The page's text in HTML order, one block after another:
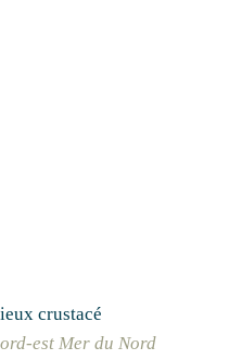
crustacé
est Mer du Nord